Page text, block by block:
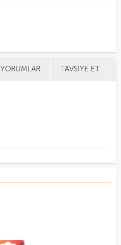
YORUMLAR TAVSIYE ET